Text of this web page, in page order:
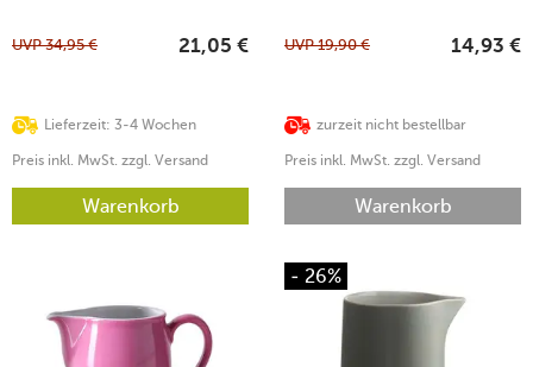
Lieferzeit: 3-4 Wochen
UVP34,95 € 21,05 €
Preis inkl. MwSt. zzgl. Versand
Warenkorb
zurzeit nicht bestellbar
UVP19,90 € 14,93 €
Preis inkl. MwSt. zzgl. Versand
Warenkorb
- 26%